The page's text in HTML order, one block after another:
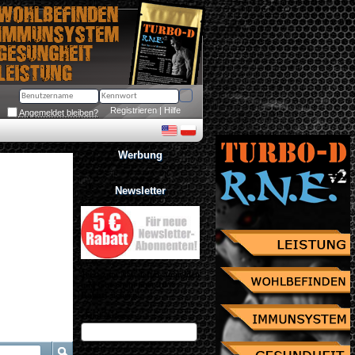
Angemeldet bleiben? Registrieren | Hilfe
Werbung
Newsletter
Jetzt zum Newsletter anmelden
und Gutschein über 10%
eMail Adresse